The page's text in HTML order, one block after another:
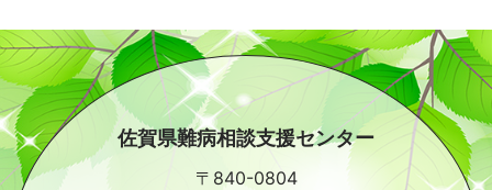
佐賀県難病相談支援センター
〒840-0804